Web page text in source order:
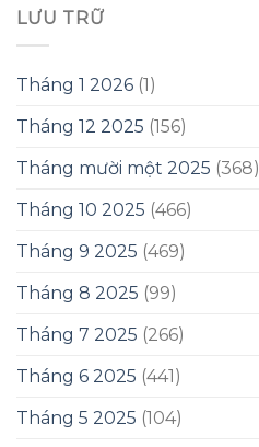
LƯU TRỮ
Tháng 1 2026 (1)
Tháng 12 2025 (156)
Tháng mười một 2025 (368)
Tháng 10 2025 (466)
Tháng 9 2025 (469)
Tháng 8 2025 (99)
Tháng 7 2025 (266)
Tháng 6 2025 (441)
Tháng 5 2025 (104)